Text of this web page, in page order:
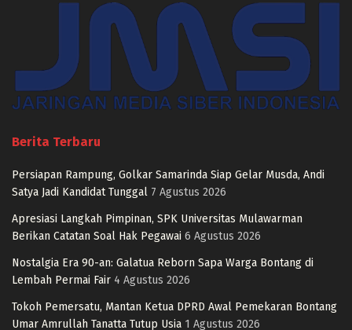
Berita Terbaru
Persiapan Rampung, Golkar Samarinda Siap Gelar Musda, Andi
Satya Jadi Kandidat Tunggal 7 Agustus 2026
Apresiasi Langkah Pimpinan, SPK Universitas Mulawarman
Berikan Catatan Soal Hak Pegawai 6 Agustus 2026
Nostalgia Era 90-an: Galatua Reborn Sapa Warga Bontang di
Lembah Permai Fair 4 Agustus 2026
Tokoh Pemersatu, Mantan Ketua DPRD Awal Pemekaran Bontang
Umar Amrullah Tanatta Tutup Usia 1 Agustus 2026